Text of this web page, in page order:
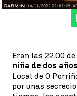
Eran las 22.00
niña de dos años
Local de O
por unas